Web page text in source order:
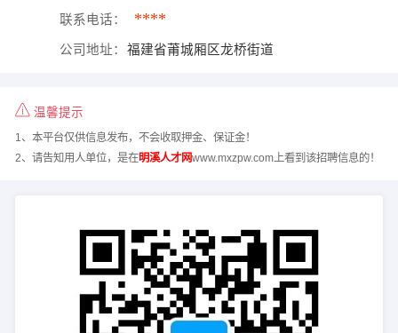
联系电话： ****
公司地址： 福建省莆城厢区龙桥街道
温馨提示
1、本平台仅供信息发布，不会收取押金、保证金！
2、请告知用人单位，是在明溪人才网www.mxzpw.com上看到该招聘信息的！